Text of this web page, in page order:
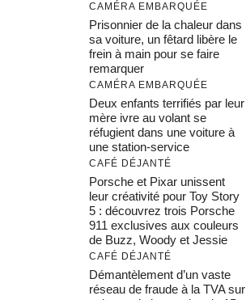
CAMÉRA EMBARQUÉE
Prisonnier de la chaleur dans
sa voiture, un fêtard libère le
frein à main pour se faire
remarquer
CAMÉRA EMBARQUÉE
Deux enfants terrifiés par leur
mère ivre au volant se
réfugient dans une voiture à
une station-service
CAFÉ DÉJANTÉ
Porsche et Pixar unissent
leur créativité pour Toy Story
5 : découvrez trois Porsche
911 exclusives aux couleurs
de Buzz, Woody et Jessie
CAFÉ DÉJANTÉ
Démantèlement d’un vaste
réseau de fraude à la TVA sur